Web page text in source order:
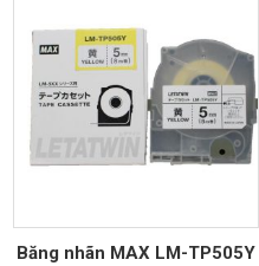
Băng nhãn MAX LM-TP505Y